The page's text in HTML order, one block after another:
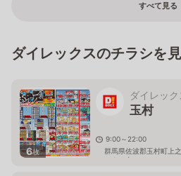
すべて見る
ダイレックスのチラシを
6枚
ダイレック
玉村
9:00～22:00
群馬県佐波郡玉村町上
ンター内）